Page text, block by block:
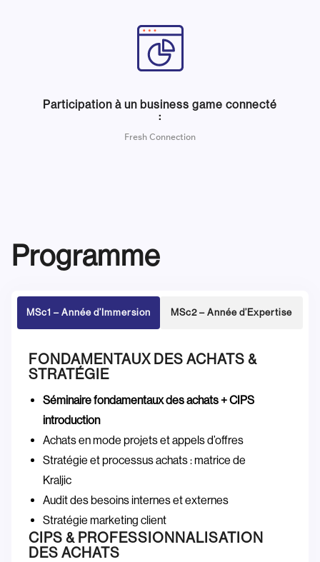
Participation à un business game connecté
:
Fresh Connection
Programme
MSc1 – Année d’Immersion MSc2 – Année d’Expertise
FONDAMENTAUX DES ACHATS &
STRATÉGIE
Séminaire fondamentaux des achats + CIPS
introduction
Achats en mode projets et appels d’offres
Stratégie et processus achats : matrice de
Kraljic
Audit des besoins internes et externes
Stratégie marketing client
CIPS & PROFESSIONNALISATION
DES ACHATS